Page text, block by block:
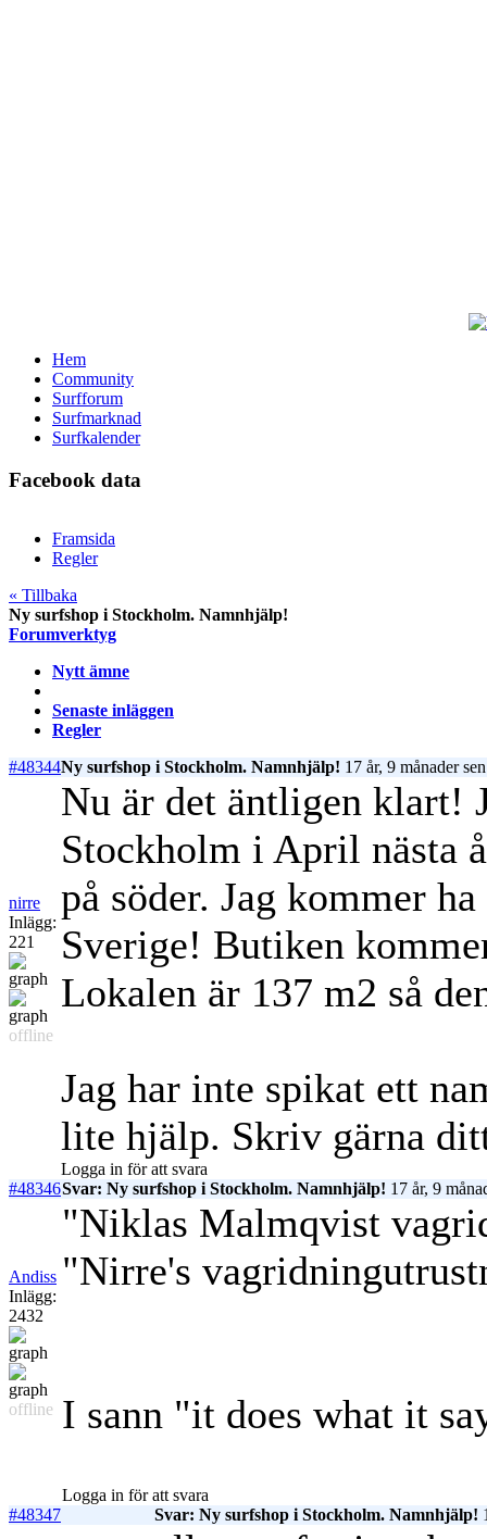
Hem
Community
Surfforum
Surfmarknad
Surfkalender
Facebook data
Framsida
Regler
« Tillbaka
Ny surfshop i Stockholm. Namnhjälp!
Forumverktyg
Nytt ämne
Senaste inläggen
Regler
#48344Ny surfshop i Stockholm. Namnhjälp! 17 år, 9 månader sen
nirre
Inlägg:
221
offline
Nu är det äntligen klart!
Stockholm i April nästa
på söder. Jag kommer
Sverige! Butiken
Lokalen är 137 m2 så
Jag har inte spikat ett
lite hjälp. Skriv gärna
Logga in för att svara
#48346Svar: Ny surfshop i Stockholm. Namnhjälp! 17 år, 9
Andiss
Inlägg:
2432
offline
"Niklas Malmqvist
"Nirre's
I sann "it does what it
Logga in för att svara
#48347
Svar: Ny surfshop i Stockholm. Namnhjälp!